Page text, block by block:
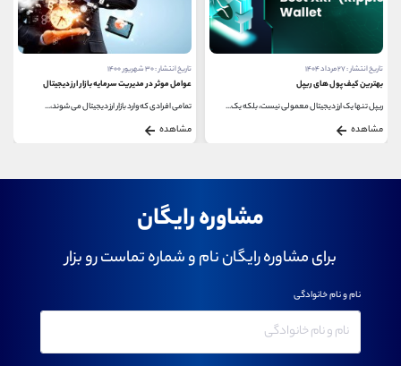
تاریخ انتشار : ۲۷ مرداد ۱۴۰۴
بهترین کیف پول های ریپل
ریپل تنها یک ارز دیجیتال معمولی نیست، بلکه یک...
مشاهده
تاریخ انتشار : ۳۰ شهریور ۱۴۰۰
عوامل موثر در مدیریت سرمایه بازار ارز دیجیتال
تمامی افرادی که وارد بازار ارز دیجیتال می شوند،...
مشاهده
مشاوره رایگان
برای مشاوره رایگان نام و شماره تماست رو بزار
نام و نام خانوادگی